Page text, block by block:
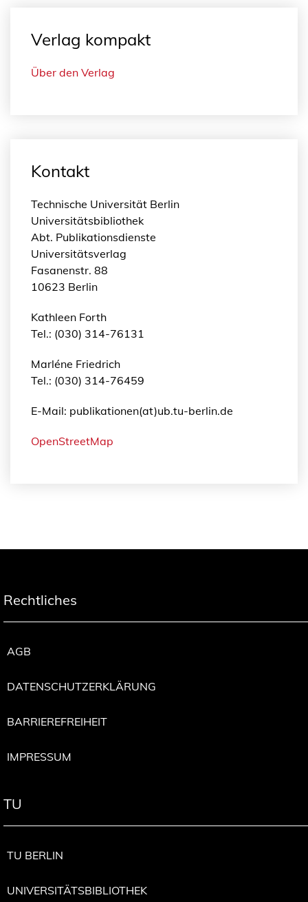
Verlag kompakt
Über den Verlag
Kontakt
Technische Universität Berlin
Universitätsbibliothek
Abt. Publikationsdienste
Universitätsverlag
Fasanenstr. 88
10623 Berlin
Kathleen Forth
Tel.: (030) 314-76131
Marléne Friedrich
Tel.: (030) 314-76459
E-Mail: publikationen(at)ub.tu-berlin.de
OpenStreetMap
Rechtliches
AGB
DATENSCHUTZERKLÄRUNG
BARRIEREFREIHEIT
IMPRESSUM
TU
TU BERLIN
UNIVERSITÄTSBIBLIOTHEK